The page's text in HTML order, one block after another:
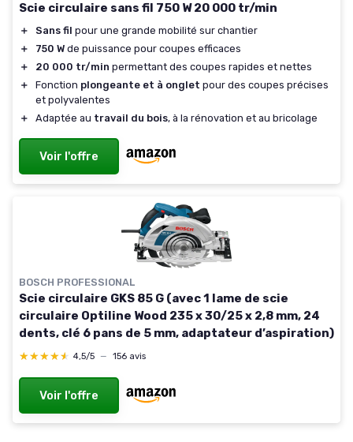
Scie circulaire sans fil 750 W 20 000 tr/min
＋ Sans fil pour une grande mobilité sur chantier
＋
750 W de puissance pour coupes efficaces
＋
20 000 tr/min permettant des coupes rapides et nettes
＋
Fonction plongeante et à onglet pour des coupes précises
et polyvalentes
＋
Adaptée au travail du bois, à la rénovation et au bricolage
Voir l'offre
BOSCH PROFESSIONAL
Scie circulaire GKS 85 G (avec 1 lame de scie
circulaire Optiline Wood 235 x 30/25 x 2,8 mm, 24
dents, clé 6 pans de 5 mm, adaptateur d’aspiration)
★★★★★
★★★★★ 4,5/5 — 156 avis
Voir l'offre